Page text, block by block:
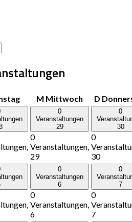
M Mittwoch D
0
Veranstaltungen
29
0
Veranstaltungen,
29
0
30
0
30
0
Veranstaltungen
6
0
Veranstaltungen,
6
0
7
0
7